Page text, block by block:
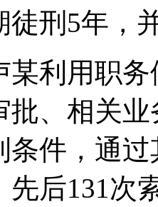
徒刑5年，
用职务
批、相关
条件，通
先后131次